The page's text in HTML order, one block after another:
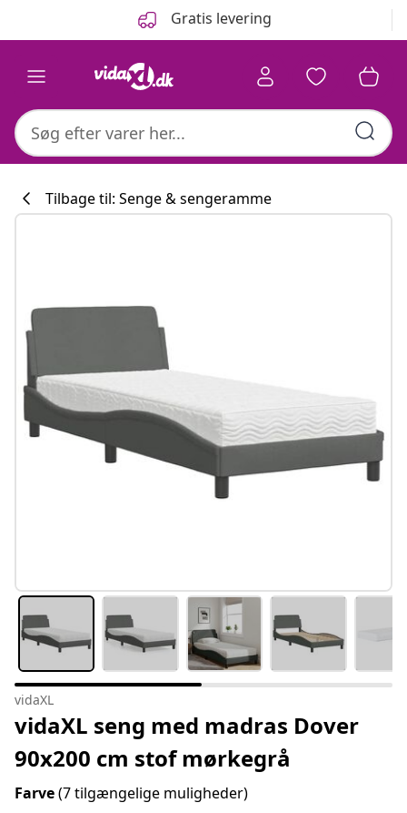
Gratis levering
#sharemevidaxl
Tilbage til: Senge & sengeramme
vidaXL
vidaXL seng med madras Dover
90x200 cm stof mørkegrå
Farve(7 tilgængelige muligheder)